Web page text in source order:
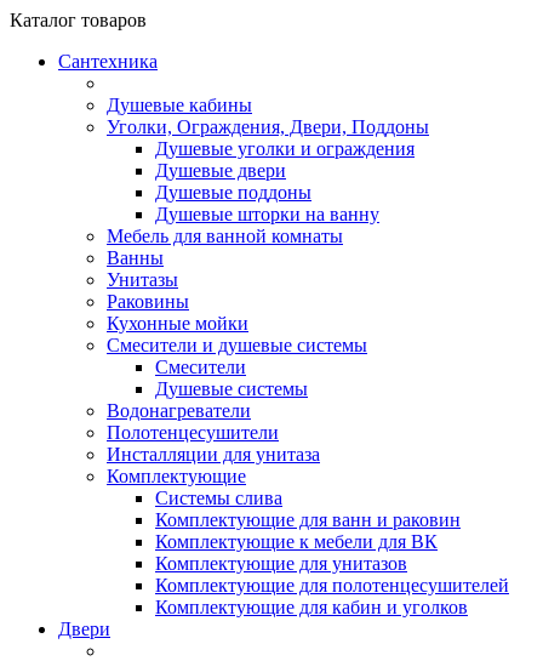
Каталог товаров
Сантехника
Душевые кабины
Уголки, Ограждения, Двери, Поддоны
Душевые уголки и ограждения
Душевые двери
Душевые поддоны
Душевые шторки на ванну
Мебель для ванной комнаты
Ванны
Унитазы
Раковины
Кухонные мойки
Смесители и душевые системы
Смесители
Душевые системы
Водонагреватели
Полотенцесушители
Инсталляции для унитаза
Комплектующие
Системы слива
Комплектующие для ванн и раковин
Комплектующие к мебели для ВК
Комплектующие для унитазов
Комплектующие для полотенцесушителей
Комплектующие для кабин и уголков
Двери